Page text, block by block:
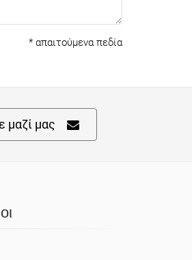
* απαιτούμενα πεδία
μαζί μας